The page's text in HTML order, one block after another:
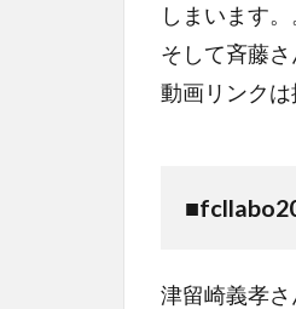
しまいます。
そして斉藤
動画リンクは
■
津留崎義孝